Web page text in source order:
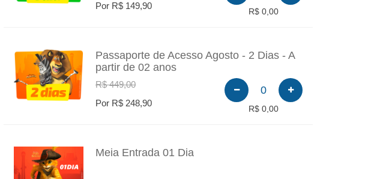
Por R$ 149,90
R$ 0,00
INFO
Passaporte de Acesso Agosto - 2 Dias - A
partir de 02 anos
R$ 449,00
Por R$ 248,90
0
R$ 0,00
INFO
Meia Entrada 01 Dia